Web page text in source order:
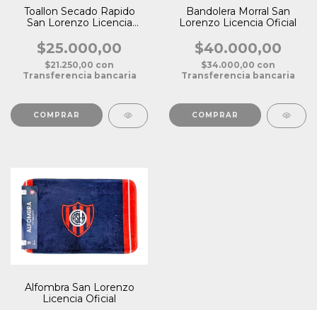
Toallon Secado Rapido
San Lorenzo Licencia
$25.000,00
$21.250,00 con
Transferencia bancaria
Bandolera Morral San
Lorenzo Licencia Oficial
$40.000,00
$34.000,00 con
Transferencia bancaria
Alfombra San Lorenzo
Licencia Oficial